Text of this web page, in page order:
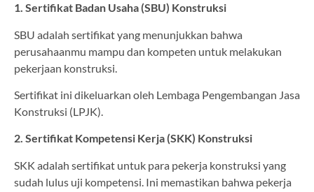
1. Sertifikat Badan Usaha (SBU) Konstruksi
SBU adalah sertifikat yang menunjukkan bahwa
perusahaanmu mampu dan kompeten untuk melakukan
pekerjaan konstruksi.
Sertifikat ini dikeluarkan oleh Lembaga Pengembangan Jasa
Konstruksi (LPJK).
2. Sertifikat Kompetensi Kerja (SKK) Konstruksi
SKK adalah sertifikat untuk para pekerja konstruksi yang
sudah lulus uji kompetensi. Ini memastikan bahwa pekerja